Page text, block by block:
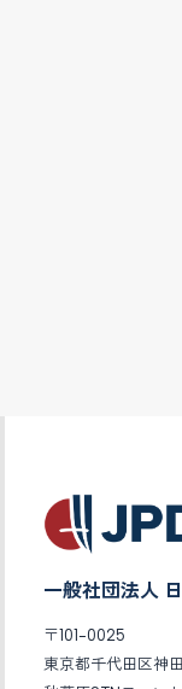
一般社団法人
〒101-0025
東京都千代田区神